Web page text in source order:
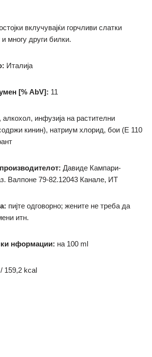
вклучувајќи горчливи слатки
многу други билки.
Италија
[% AbV]: 11
инфузија на растителни
кинин), натриум хлорид, бои (Е 110
Давиде Кампари-
Валпоне 79-82.12043 Канале, ИТ
пијте одговорно; жените не треба да
итн.
нформации: на 100 ml
159,2 kcal